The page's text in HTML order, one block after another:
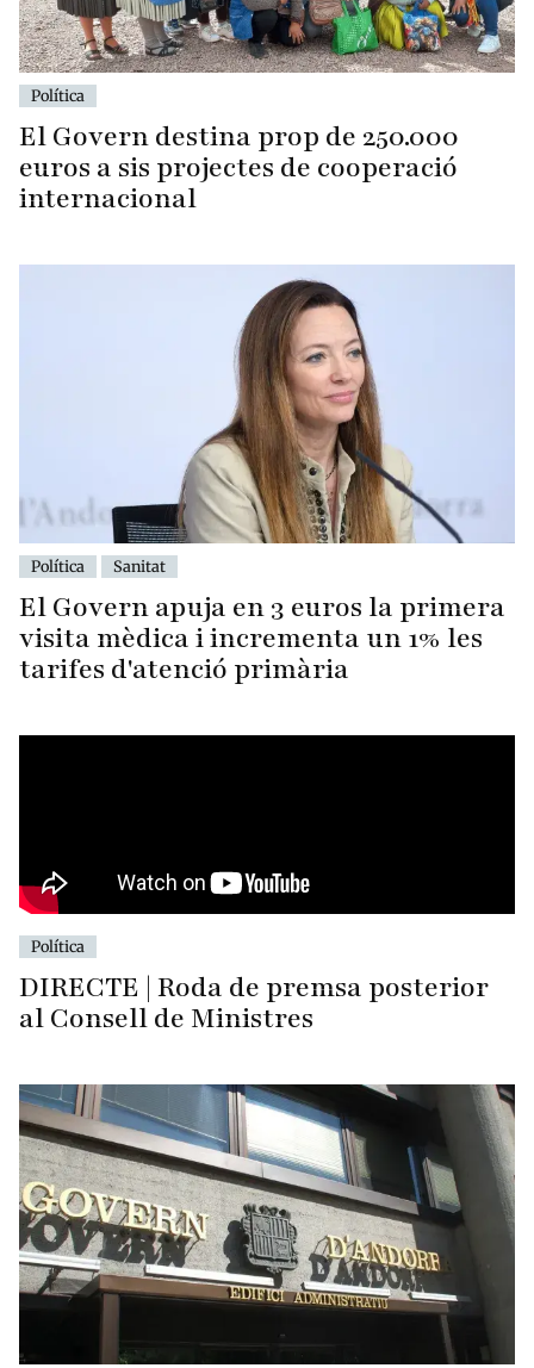
Política
El Govern destina prop de 250.000
euros a sis projectes de cooperació
internacional
Política Sanitat
El Govern apuja en 3 euros la primera
visita mèdica i incrementa un 1% les
tarifes d'atenció primària
Política
DIRECTE | Roda de premsa posterior
al Consell de Ministres